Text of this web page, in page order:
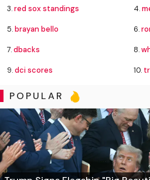
3.red sox standings 4.
5.brayan bello 6.
7.dbacks 8.
9.dci scores 10.
POPULAR